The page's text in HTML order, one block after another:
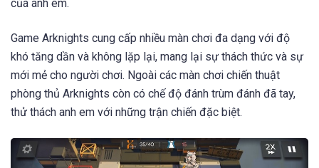
của anh em.
Game Arknights cung cấp nhiều màn chơi đa dạng với độ
khó tăng dần và không lặp lại, mang lại sự thách thức và sự
mới mẻ cho người chơi. Ngoài các màn chơi chiến thuật
phòng thủ Arknights còn có chế độ đánh trùm đánh đã tay,
thử thách anh em với những trận chiến đặc biệt.